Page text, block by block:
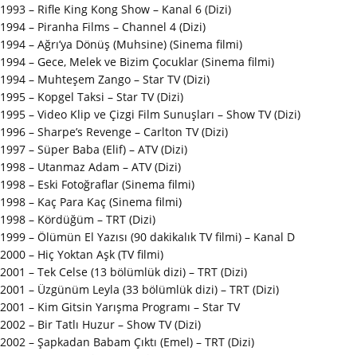
1993 – Rifle King Kong Show – Kanal 6 (Dizi)
1994 – Piranha Films – Channel 4 (Dizi)
1994 – Ağrı’ya Dönüş (Muhsine) (Sinema filmi)
1994 – Gece, Melek ve Bizim Çocuklar (Sinema filmi)
1994 – Muhteşem Zango – Star TV (Dizi)
1995 – Kopgel Taksi – Star TV (Dizi)
1995 – Video Klip ve Çizgi Film Sunuşları – Show TV (Dizi)
1996 – Sharpe’s Revenge – Carlton TV (Dizi)
1997 – Süper Baba (Elif) – ATV (Dizi)
1998 – Utanmaz Adam – ATV (Dizi)
1998 – Eski Fotoğraflar (Sinema filmi)
1998 – Kaç Para Kaç (Sinema filmi)
1998 – Kördüğüm – TRT (Dizi)
1999 – Ölümün El Yazısı (90 dakikalık TV filmi) – Kanal D
2000 – Hiç Yoktan Aşk (TV filmi)
2001 – Tek Celse (13 bölümlük dizi) – TRT (Dizi)
2001 – Üzgünüm Leyla (33 bölümlük dizi) – TRT (Dizi)
2001 – Kim Gitsin Yarışma Programı – Star TV
2002 – Bir Tatlı Huzur – Show TV (Dizi)
2002 – Şapkadan Babam Çıktı (Emel) – TRT (Dizi)